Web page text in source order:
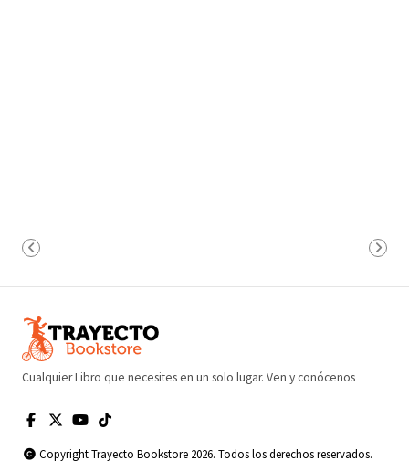
Cualquier Libro que necesites en un solo lugar. Ven y conócenos
Copyright Trayecto Bookstore 2026. Todos los derechos reservados.